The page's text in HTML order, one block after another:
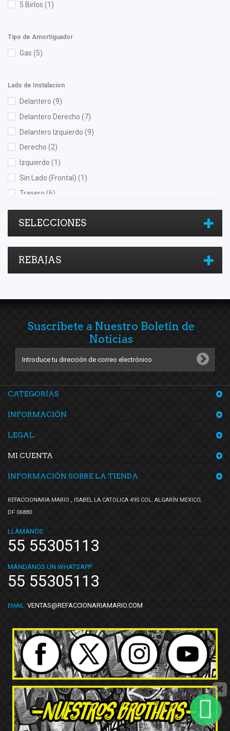
5 Birlos (1)
Tipo de Amortiguador
Gas (5)
Lado de Instalacion
Delantero (9)
Delantero Derecho (7)
Delantero Izquierdo (9)
Derecho (2)
Izquierdo (1)
Sin Lado (Frontal) (1)
Trasero (6)
Trasero Derecho(2)
Trasero Izquierdo(2)
SELECCIONES
REBAJAS
Suscríbete a Nuestro Boletín de
Noticias
CATEGORÍAS
INFORMACIÓN
LEGAL
MI CUENTA
INFORMACIÓN SOBRE LA TIENDA
REFACCIONARIA MARIO , ISABEL LA CATOLICA 495 COL. ALGARÍN MEXICO,
DF 06880
LLÁMANOS:
55 55305113
MÁNDANOS UN WHATSAPP:
55 55305113
EMAIL: VENTAS@REFACCIONARIAMARIO.COM